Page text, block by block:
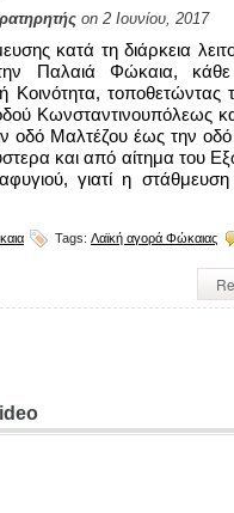
on 2 Ιουνίου, 2017
κατά τη διάρκεια
Παλαιά Φώκαια,
τοποθετώντας
Κωνσταντινουπόλεως
οδό Μαλτέζου έως την
και από αίτημα του
γιατί η
Tags: Λαϊκή αγορά Φώκαιας